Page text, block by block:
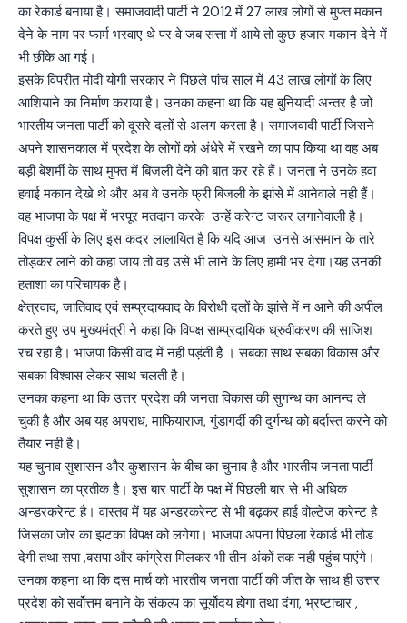
का रेकार्ड बनाया है। समाजवादी पार्टी ने 2012 में 27 लाख लोगों से मुफ्त मकान
देने के नाम पर फार्म भरवाए थे पर वे जब सत्ता में आये तो कुछ हजार मकान देने में
भी छींके आ गई।
इसके विपरीत मोदी योगी सरकार ने पिछले पांच साल में 43 लाख लोगों के लिए
आशियाने का निर्माण कराया है। उनका कहना था कि यह बुनियादी अन्तर है जो
भारतीय जनता पार्टी को दूसरे दलों से अलग करता है। समाजवादी पार्टी जिसने
अपने शासनकाल में प्रदेश के लोगों को अंधेरे में रखने का पाप किया था वह अब
बड़ी बेशर्मी के साथ मुफ्त में बिजली देने की बात कर रहे हैं। जनता ने उनके हवा
हवाई मकान देखे थे और अब वे उनके फ्री बिजली के झांसे में आनेवाले नही हैं।
वह भाजपा के पक्ष में भरपूर मतदान करके उन्हें करेन्ट जरूर लगानेवाली है।
विपक्ष कुर्सी के लिए इस कदर लालायित है कि यदि आज उनसे आसमान के तारे
तोड़कर लाने को कहा जाय तो वह उसे भी लाने के लिए हामी भर देगा।यह उनकी
हताशा का परिचायक है।
क्षेत्रवाद, जातिवाद एवं सम्प्रदायवाद के विरोधी दलों के झांसे में न आने की अपील
करते हुए उप मुख्यमंत्री ने कहा कि विपक्ष साम्प्रदायिक ध्रुवीकरण की साजिश
रच रहा है। भाजपा किसी वाद में नही पड़ंती है । सबका साथ सबका विकास और
सबका विश्वास लेकर साथ चलती है।
उनका कहना था कि उत्तर प्रदेश की जनता विकास की सुगन्ध का आनन्द ले
चुकी है और अब यह अपराध, माफियाराज, गुंडागर्दी की दुर्गन्ध को बर्दास्त करने को
तैयार नही है।
यह चुनाव सुशासन और कुशासन के बीच का चुनाव है और भारतीय जनता पार्टी
सुशासन का प्रतीक है। इस बार पार्टी के पक्ष में पिछली बार से भी अधिक
अन्डरकरेन्ट है। वास्तव में यह अन्डरकरेन्ट से भी बढ़कर हाई वोल्टेज करेन्ट है
जिसका जोर का झटका विपक्ष को लगेगा। भाजपा अपना पिछला रेकार्ड भी तोड
देगी तथा सपा ,बसपा और कांग्रेस मिलकर भी तीन अंकों तक नही पहुंच पाएंगे।
उनका कहना था कि दस मार्च को भारतीय जनता पार्टी की जीत के साथ ही उत्तर
प्रदेश को सर्वोत्तम बनाने के संकल्प का सूर्योदय होगा तथा दंगा, भ्रष्टाचार ,